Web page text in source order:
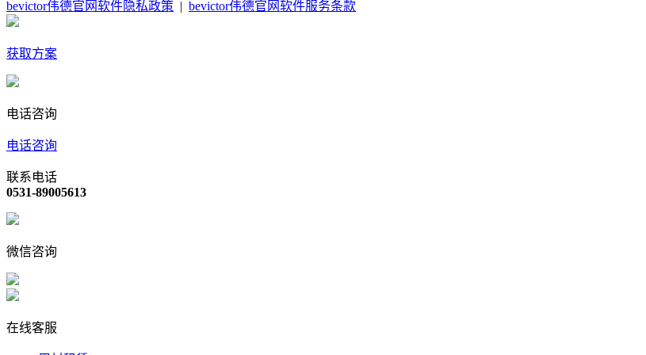
bevictor伟德官网软件隐私政策 bevictor伟德官网软件服务条款
获取方案
电话咨询
电话咨询
联系电话
0531-89005613
微信咨询
在线客服